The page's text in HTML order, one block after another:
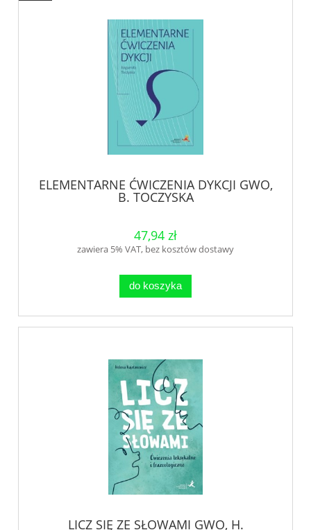
ELEMENTARNE ĆWICZENIA DYKCJI GWO,
B. TOCZYSKA
47,94 zł
zawiera 5% VAT, bez kosztów dostawy
do koszyka
LICZ SIĘ ZE SŁOWAMI GWO, H.